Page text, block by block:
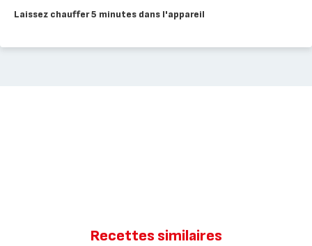
Laissez chauffer 5 minutes dans l'appareil
Recettes similaires